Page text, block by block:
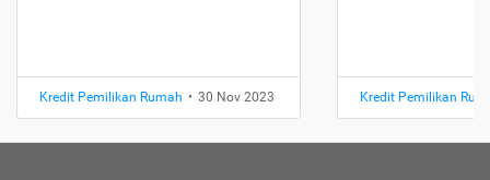
Kredit Pemilikan Rumah • 30 Nov 2023 Kredit Pemilikan